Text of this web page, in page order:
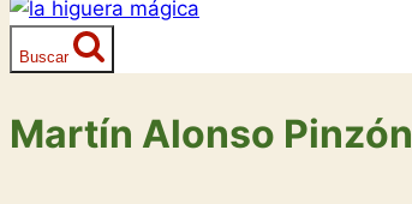
Buscar
Martín Alonso Pinzón